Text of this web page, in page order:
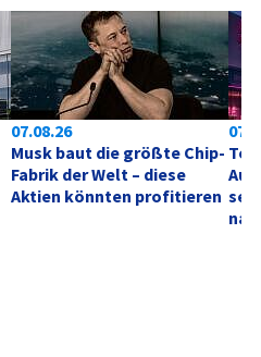
07.08.26
Musk baut die größte Chip-
Fabrik der Welt – diese
Aktien könnten profitieren